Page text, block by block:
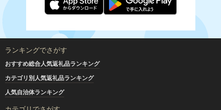
ランキングでさがす
おすすめ総合人気返礼品ランキング
カテゴリ別人気返礼品ランキング
人気自治体ランキング